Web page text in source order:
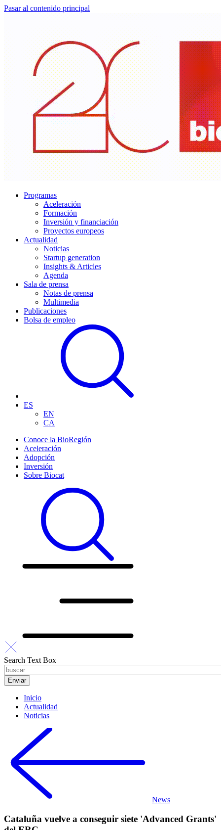
Pasar al contenido principal
Programas
Aceleración
Formación
Inversión y financiación
Proyectos europeos
Actualidad
Noticias
Startup generation
Insights & Articles
Agenda
Sala de prensa
Notas de prensa
Multimedia
Publicaciones
Bolsa de empleo
ES
EN
CA
Conoce la BioRegión
Aceleración
Adopción
Inversión
Sobre Biocat
Search Text Box
Inicio
Actualidad
Noticias
News
Cataluña vuelve a conseguir siete 'Advanced Grants'